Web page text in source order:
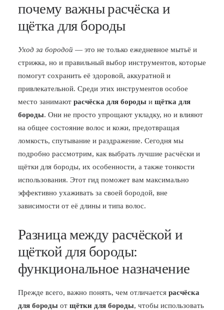
МОДЕЛЯМ
БЛОГ
ПОЖАЛОВАТЬСЯ
почему важны расчёска и
щётка для бороды
Уход за бородой — это не только ежедневное мытьё и
стрижка, но и правильный выбор инструментов, которые
помогут сохранить её здоровой, аккуратной и
привлекательной. Среди этих инструментов особое
место занимают расчёска для бороды и щётка для
бороды. Они не просто упрощают укладку, но и влияют
на общее состояние волос и кожи, предотвращая
ломкость, спутывание и раздражение. Сегодня мы
подробно рассмотрим, как выбрать лучшие расчёски и
щётки для бороды, их особенности, а также тонкости
использования. Этот гид поможет вам максимально
эффективно ухаживать за своей бородой, вне
зависимости от её длины и типа волос.
Разница между расчёской и
щёткой для бороды:
функциональное назначение
Прежде всего, важно понять, чем отличается расчёска
для бороды от щётки для бороды, чтобы использовать